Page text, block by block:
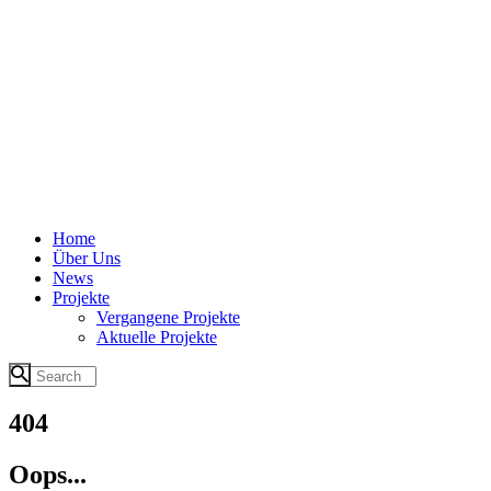
Home
Über Uns
News
Projekte
Vergangene Projekte
Aktuelle Projekte
404
Oops...